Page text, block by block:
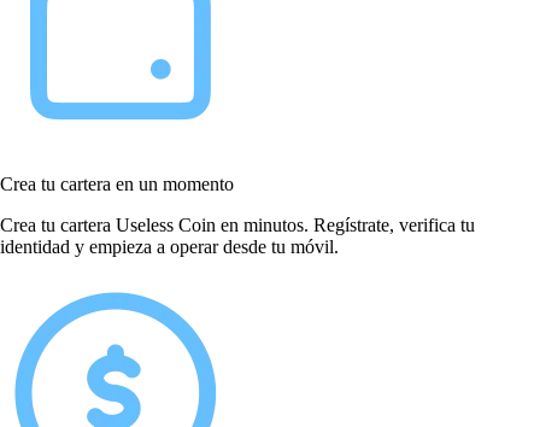
Crea tu cartera en un momento
Crea tu cartera Useless Coin en minutos. Regístrate, verifica tu
identidad y empieza a operar desde tu móvil.